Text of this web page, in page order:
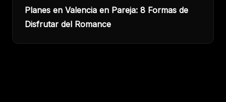
Planes en Valencia en Pareja: 8 Formas de
Disfrutar del Romance